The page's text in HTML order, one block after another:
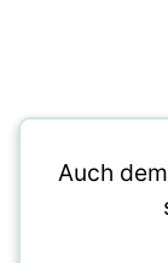
Auch